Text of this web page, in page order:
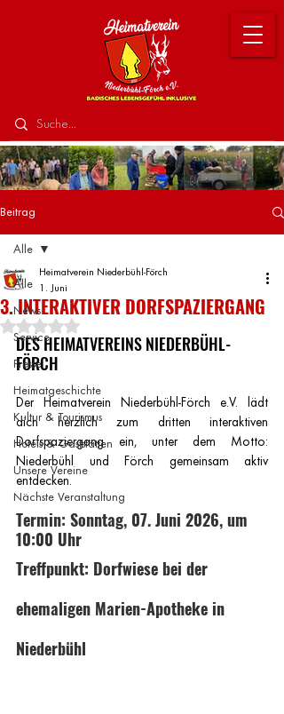
Beitrag
Alle
News
Service
Presse
Heimatgeschichte
Kultur & Tourismus
Hotels & Gaststätten
Unsere Vereine
Nächste Veranstaltung
Alle
3. INTERAKTIVER DORFSPAZIERGANG
Heimatverein Niederbühl-Förch
1. Juni
Mit NaN von 5 Sternen bewertet.
DES HEIMATVEREINS NIEDERBÜHL-
FÖRCH
Der Heimatverein Niederbühl-Förch e.V. lädt
dich herzlich zum dritten interaktiven
Dorfspaziergang ein, unter dem Motto:
Niederbühl und Förch gemeinsam aktiv
entdecken.
Termin: Sonntag, 07. Juni 2026, um
10:00 Uhr
Treffpunkt: Dorfwiese bei der
ehemaligen Marien-Apotheke in
Niederbühl